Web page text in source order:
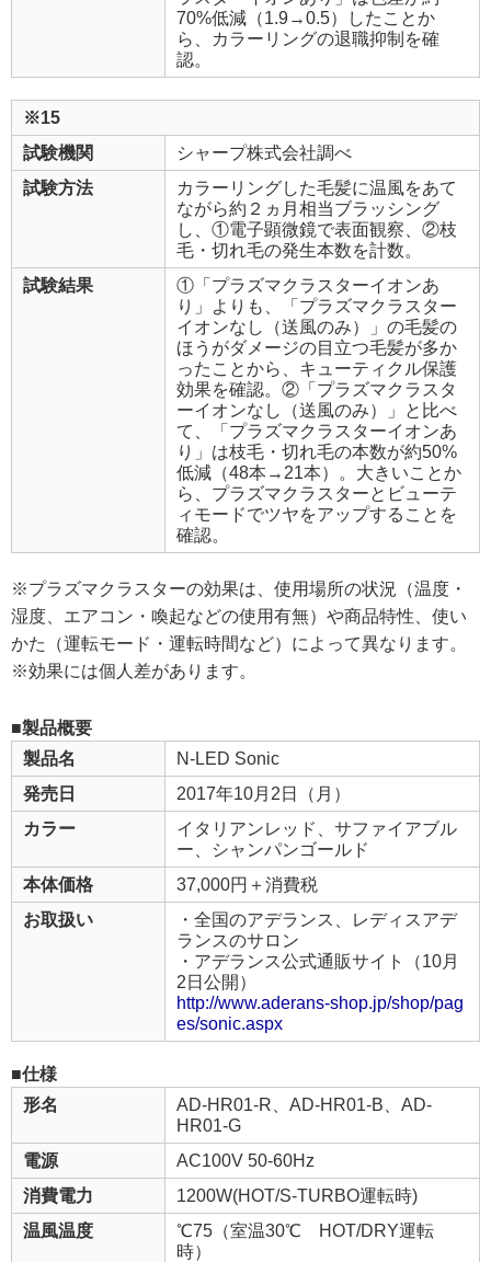
70%低減（1.9→0.5）したことか
ら、カラーリングの退職抑制を確
認。
※15
試験機関
シャープ株式会社調べ
試験方法
カラーリングした毛髪に温風をあて
ながら約２ヵ月相当ブラッシング
し、①電子顕微鏡で表面観察、②枝
毛・切れ毛の発生本数を計数。
試験結果
①「プラズマクラスターイオンあ
り」よりも、「プラズマクラスター
イオンなし（送風のみ）」の毛髪の
ほうがダメージの目立つ毛髪が多か
ったことから、キューティクル保護
効果を確認。②「プラズマクラスタ
ーイオンなし（送風のみ）」と比べ
て、「プラズマクラスターイオンあ
り」は枝毛・切れ毛の本数が約50%
低減（48本→21本）。大きいことか
ら、プラズマクラスターとビューテ
ィモードでツヤをアップすることを
確認。
※プラズマクラスターの効果は、使用場所の状況（温度・
湿度、エアコン・喚起などの使用有無）や商品特性、使い
かた（運転モード・運転時間など）によって異なります。
※効果には個人差があります。
■製品概要
製品名
N-LED Sonic
発売日
2017年10月2日（月）
カラー
イタリアンレッド、サファイアブル
ー、シャンパンゴールド
本体価格
37,000円＋消費税
お取扱い
・全国のアデランス、レディスアデ
ランスのサロン
・アデランス公式通販サイト（10月
2日公開）
http://www.aderans-shop.jp/shop/pag
es/sonic.aspx
■仕様
形名
AD-HR01-R、AD-HR01-B、AD-
HR01-G
電源
AC100V 50-60Hz
消費電力
1200W(HOT/S-TURBO運転時)
温風温度
℃75（室温30℃ HOT/DRY運転
時）